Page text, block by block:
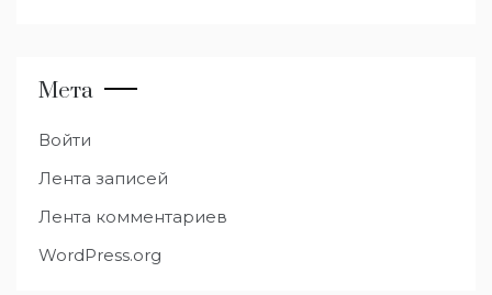
Мета
Войти
Лента записей
Лента комментариев
WordPress.org